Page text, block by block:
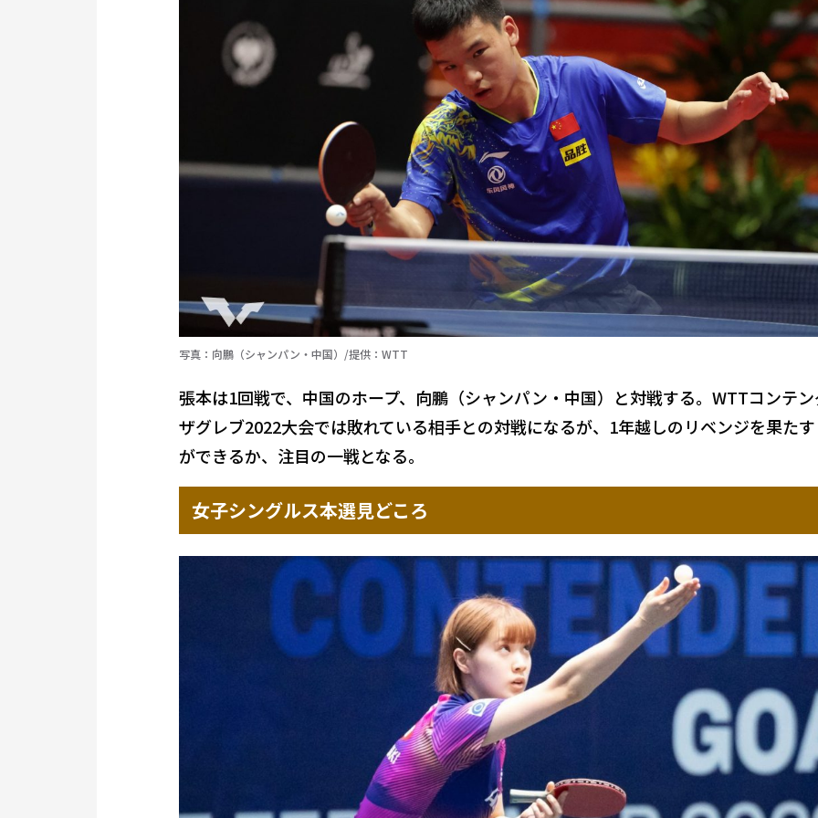
写真：向鵬（シャンパン・中国）/提供：WTT
張本は1回戦で、中国のホープ、向鵬（シャンパン・中国）と対戦する。WTTコンテ
ザグレブ2022大会では敗れている相手との対戦になるが、1年越しのリベンジを果た
ができるか、注目の一戦となる。
女子シングルス本選見どころ